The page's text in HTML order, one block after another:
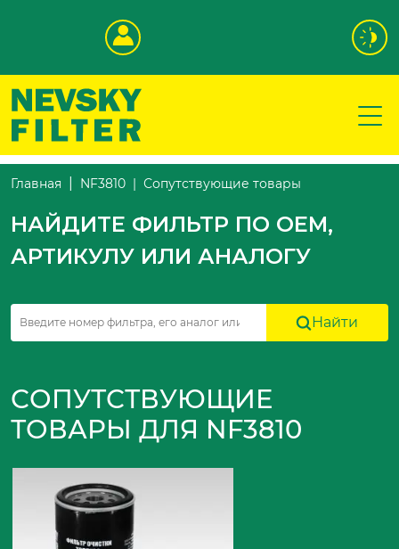
Главная NF3810 Сопутствующие товары
НАЙДИТЕ ФИЛЬТР ПО OEM,
АРТИКУЛУ ИЛИ АНАЛОГУ
Найти
СОПУТСТВУЮЩИЕ
ТОВАРЫ ДЛЯ NF3810